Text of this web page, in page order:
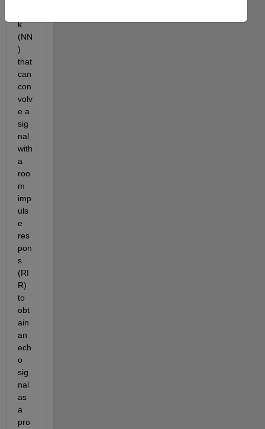
k
(NN
)
that
can
con
volv
e a
sig
nal
with
a
roo
m
imp
uls
e
res
pon
s
(RI
R)
to
obt
ain
an
ech
o
sig
nal
as
a
pro